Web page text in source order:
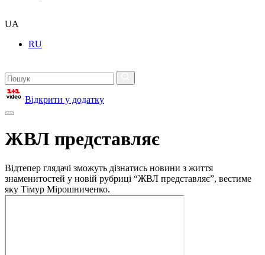
UA
RU
Відкрити у додатку
ЖВЛ представляє
Відтепер глядачі зможуть дізнатись новини з життя
знаменитостей у новій рубриці “ЖВЛ представляє”, вестиме
яку Тімур Мірошниченко.